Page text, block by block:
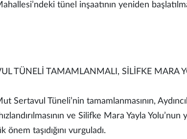
tünel inşaatının yeniden
TÜNELİ TAMAMLANMALI, SİLİFKE MARA
Sertavul Tüneli’nin tamamlanmasının,
ve Silifke Mara Yayla
önem taşıdığını vurguladı.